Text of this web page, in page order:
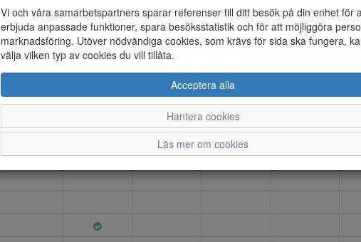
Material: Mocka
Färg: Röd
Slip-in sandal med två
35 36 37 38
39
Vi och våra samarbetspartners sparar referenser till ditt besök på din enhet för
erbjuda anpassade funktioner, spara besöksstatistik och för att möjliggöra
marknadsföring. Utöver nödvändiga cookies, som krävs för sida ska fungera,
välja vilken typ av cookies du vill tillåta.
Acceptera alla
Hantera cookies
Läs mer om cookies